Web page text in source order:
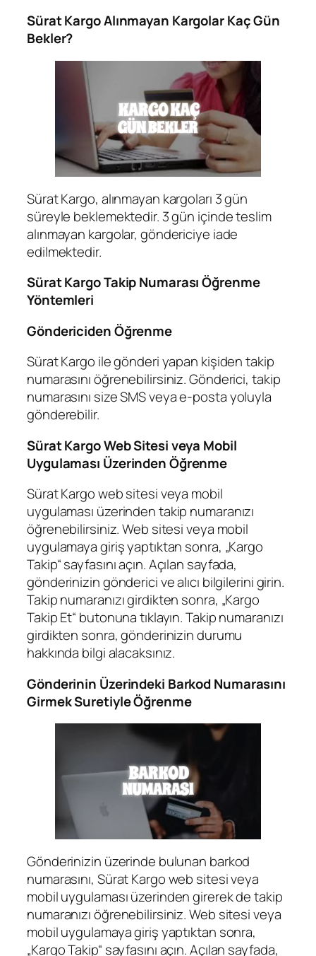
Sürat Kargo Alınmayan Kargolar Kaç Gün
Bekler?
Sürat Kargo, alınmayan kargoları 3 gün
süreyle beklemektedir. 3 gün içinde teslim
alınmayan kargolar, göndericiye iade
edilmektedir.
Sürat Kargo Takip Numarası Öğrenme
Yöntemleri
Göndericiden Öğrenme
Sürat Kargo ile gönderi yapan kişiden takip
numarasını öğrenebilirsiniz. Gönderici, takip
numarasını size SMS veya e-posta yoluyla
gönderebilir.
Sürat Kargo Web Sitesi veya Mobil
Uygulaması Üzerinden Öğrenme
Sürat Kargo web sitesi veya mobil
uygulaması üzerinden takip numaranızı
öğrenebilirsiniz. Web sitesi veya mobil
uygulamaya giriş yaptıktan sonra, „Kargo
Takip“ sayfasını açın. Açılan sayfada,
gönderinizin gönderici ve alıcı bilgilerini girin.
Takip numaranızı girdikten sonra, „Kargo
Takip Et“ butonuna tıklayın. Takip numaranızı
girdikten sonra, gönderinizin durumu
hakkında bilgi alacaksınız.
Gönderinin Üzerindeki Barkod Numarasını
Girmek Suretiyle Öğrenme
Gönderinizin üzerinde bulunan barkod
numarasını, Sürat Kargo web sitesi veya
mobil uygulaması üzerinden girerek de takip
numaranızı öğrenebilirsiniz. Web sitesi veya
mobil uygulamaya giriş yaptıktan sonra,
„Kargo Takip“ sayfasını açın. Açılan sayfada,